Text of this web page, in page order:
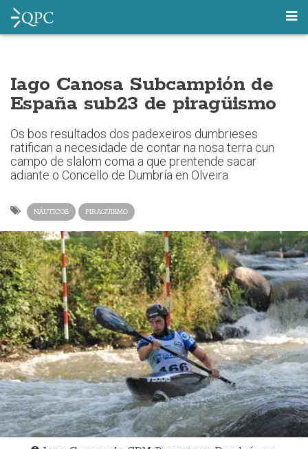
Iago Canosa Subcampión de
España sub23 de piragüismo
Os bos resultados dos padexeiros dumbrieses
ratifican a necesidade de contar na nosa terra cun
campo de slalom coma a que prentende sacar
adiante o Concello de Dumbría en Olveira
NÁUTICOS PIRAGÜISMO